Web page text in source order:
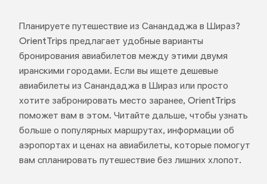
Планируете путешествие из Санандаджа в Шираз?
OrientTrips предлагает удобные варианты
бронирования авиабилетов между этими двумя
иранскими городами. Если вы ищете дешевые
авиабилеты из Санандаджа в Шираз или просто
хотите забронировать место заранее, OrientTrips
поможет вам в этом. Читайте дальше, чтобы узнать
больше о популярных маршрутах, информации об
аэропортах и ценах на авиабилеты, которые помогут
вам спланировать путешествие без лишних хлопот.